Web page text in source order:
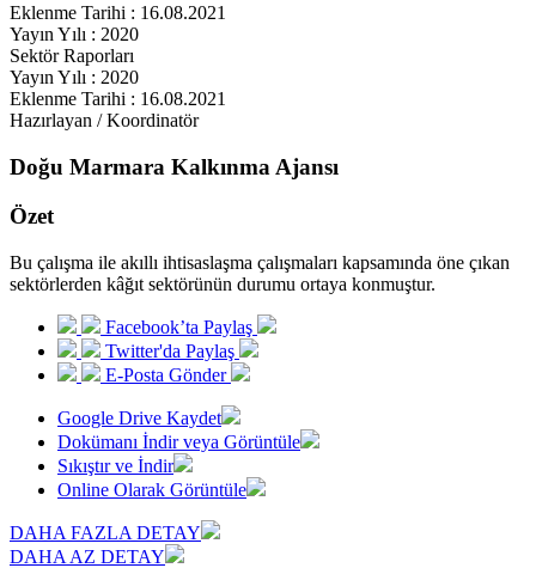
Eklenme Tarihi : 16.08.2021
Yayın Yılı : 2020
Sektör Raporları
Yayın Yılı : 2020
Eklenme Tarihi : 16.08.2021
Hazırlayan / Koordinatör
Doğu Marmara Kalkınma Ajansı
Özet
Bu çalışma ile akıllı ihtisaslaşma çalışmaları kapsamında öne çıkan
sektörlerden kâğıt sektörünün durumu ortaya konmuştur.
Facebook’ta Paylaş
Twitter'da Paylaş
E-Posta Gönder
Google Drive Kaydet
Dokümanı İndir veya Görüntüle
Sıkıştır ve İndir
Online Olarak Görüntüle
DAHA FAZLA DETAY
DAHA AZ DETAY